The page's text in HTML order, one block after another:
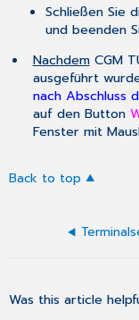
Schließen Sie
und beenden
NachdemCGM
ausgeführt
nach Abschluss
auf den Button
Fenster mit
Back to top
Was this article